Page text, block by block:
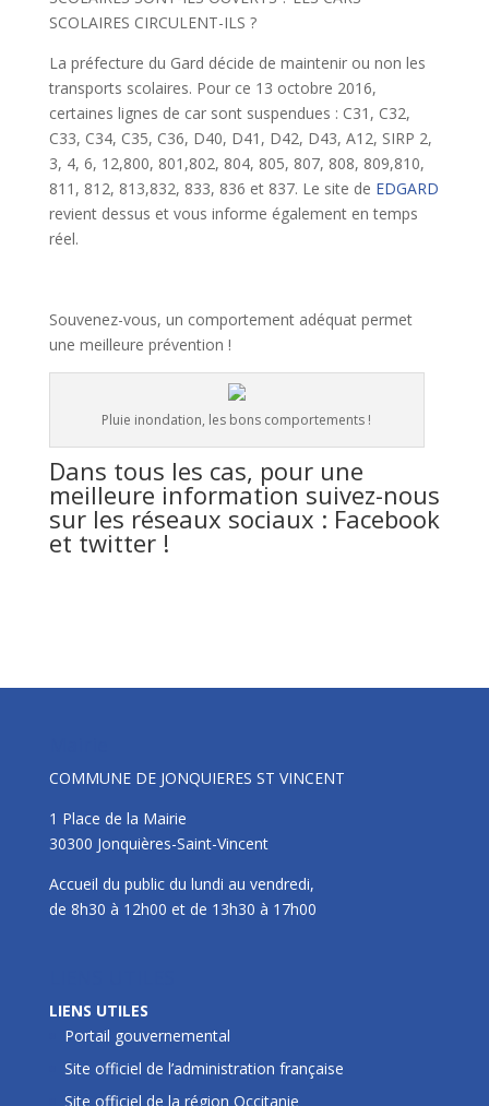
SCOLAIRES CIRCULENT-ILS ?
La préfecture du Gard décide de maintenir ou non les
transports scolaires. Pour ce 13 octobre 2016,
certaines lignes de car sont suspendues : C31, C32,
C33, C34, C35, C36, D40, D41, D42, D43, A12, SIRP 2,
3, 4, 6, 12,800, 801,802, 804, 805, 807, 808, 809,810,
811, 812, 813,832, 833, 836 et 837. Le site de EDGARD
revient dessus et vous informe également en temps
réel.
Souvenez-vous, un comportement adéquat permet
une meilleure prévention !
Pluie inondation, les bons comportements !
Dans tous les cas, pour une
meilleure information suivez-nous
sur les réseaux sociaux : Facebook
et twitter !
COMMUNE DE JONQUIERES ST VINCENT
1 Place de la Mairie
30300 Jonquières-Saint-Vincent
Accueil du public du lundi au vendredi,
de 8h30 à 12h00 et de 13h30 à 17h00
LIENS UTILES
Portail gouvernemental
Site officiel de l’administration française
Site officiel de la région Occitanie